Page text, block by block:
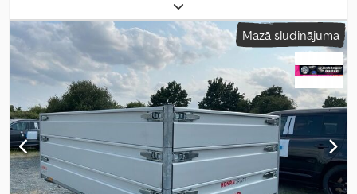
1 800 kg
1 800 kg, krautuves garums:6 330 mm, iekraušanas vietas platums:
2 000 mm, iekraušanas telpas augstums: 300 mm, kopējais
platums:
2 050 mm , piekares sistēma: tērauds
, riepas izmērs:
185/60 R12C
, riepu stāvoklis: 100 procenti, maksimālais ātrums:
100 km/h , piekabes bremze: bremzēta piekabe , Ražošanas gads:
2025,
Mazā sludinājuma